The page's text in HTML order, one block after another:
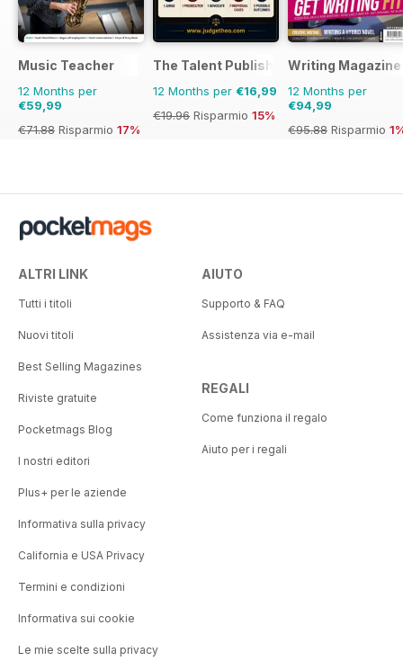
Music Teacher
12 Months per
€59,99
€71.88 Risparmio 17%
The Talent Publishing
12 Months per €16,99
€19.96 Risparmio 15%
Writing Magazine
12 Months per
€94,99
€95.88 Risparmio
ALTRI LINK
Tutti i titoli
Nuovi titoli
Best Selling Magazines
Riviste gratuite
Pocketmags Blog
I nostri editori
Plus+ per le aziende
Informativa sulla privacy
California e USA Privacy
Termini e condizioni
Informativa sui cookie
Le mie scelte sulla privacy
AIUTO
Supporto & FAQ
Assistenza via e-mail
REGALI
Come funziona il regalo
Aiuto per i regali